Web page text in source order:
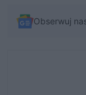
Obserwuj